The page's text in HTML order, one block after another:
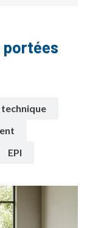
portées
technique
EPI